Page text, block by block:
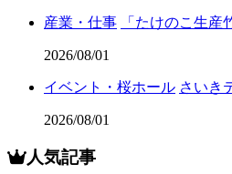
産業・仕事 「たけのこ生
2026/08/01
イベント・桜ホール さいき
2026/08/01
人気記事